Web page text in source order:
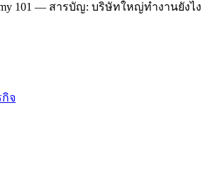
101 — สารบัญ: บริษัทใหญ่ทำงานยังไง
จ